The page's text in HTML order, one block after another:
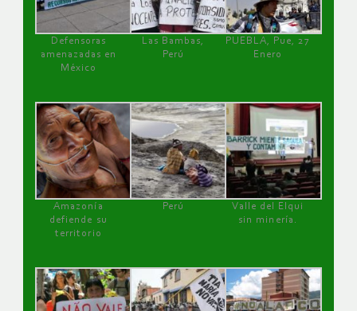
Defensoras
amenazadas en
México
Las Bambas,
Perú
PUEBLA, Pue, 27
Enero
Amazonía
defiende su
territorio
Perú
Valle del Elqui
sin minería.